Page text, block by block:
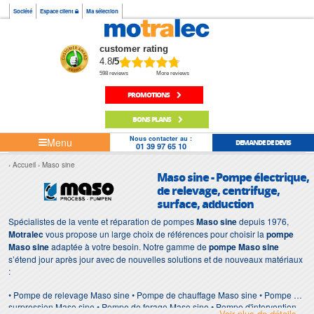
Société Espace client Ma sélection
customer rating
4.8/5
598 reviews More reviews
PROMOTIONS
BONS PLANS
Menu Nous contacter au :
01 39 97 65 10 DEMANDE DE DEVIS
Accueil Maso sine
Maso sine - Pompe électrique,
de relevage, centrifuge,
surface, adduction
Spécialistes de la vente et réparation de pompesMaso sinedepuis 1976,
Motralecvous propose un large choix de références pour choisir la pompe
Maso sineadaptée à votre besoin. Notre gamme depompe Maso sine
s’étend jour après jour avec de nouvelles solutions et de nouveaux matériaux
:
• Pompe de relevage Maso sine • Pompe de chauffage Maso sine • Pompe de
surpression Maso sine • Pompe de forage Maso sine • Pompe d'intervention